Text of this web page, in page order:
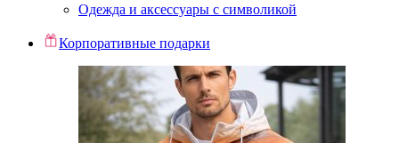
Одежда и аксессуары с символикой
Корпоративные подарки